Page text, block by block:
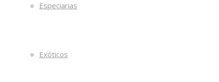
Especiarias
Exóticos